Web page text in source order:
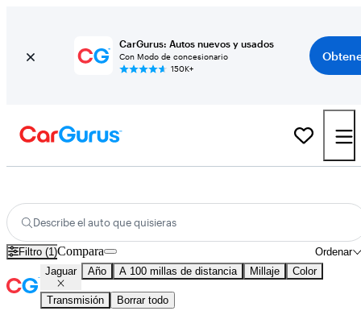
CarGurus: Autos nuevos y usados
Con Modo de concesionario
150K+
Describe el auto que quisieras
Filtro (1) Ordenar
Compara
Jaguar Año A 100 millas de distancia Millaje Color
Transmisión Borrar todo